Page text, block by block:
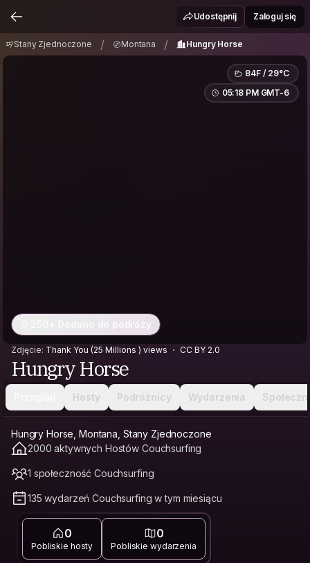
Montana / Hungry Horse
Udostępnij Zaloguj się
Stany Zjednoczone / Montana / Hungry Horse
84F / 29°C
05:18 PM GMT-6
250+ Dodano do podróży
Zdjęcie: Thank You (25 Millions ) views CC BY 2.0
Hungry Horse
Hosty Podróżnicy Wydarzenia
Hungry Horse, Montana, Stany Zjednoczone
2000 aktywnych Hostów Couchsurfing
1 społeczność Couchsurfing
135 wydarzeń Couchsurfing w tym miesiącu
0
Pobliskie hosty
0
Pobliskie wydarzenia